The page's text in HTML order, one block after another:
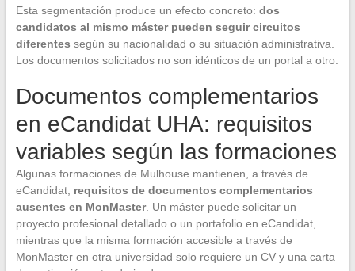
Esta segmentación produce un efecto concreto: dos
candidatos al mismo máster pueden seguir circuitos
diferentes según su nacionalidad o su situación administrativa.
Los documentos solicitados no son idénticos de un portal a otro.
Documentos complementarios
en eCandidat UHA: requisitos
variables según las formaciones
Algunas formaciones de Mulhouse mantienen, a través de
eCandidat, requisitos de documentos complementarios
ausentes en MonMaster. Un máster puede solicitar un
proyecto profesional detallado o un portafolio en eCandidat,
mientras que la misma formación accesible a través de
MonMaster en otra universidad solo requiere un CV y una carta